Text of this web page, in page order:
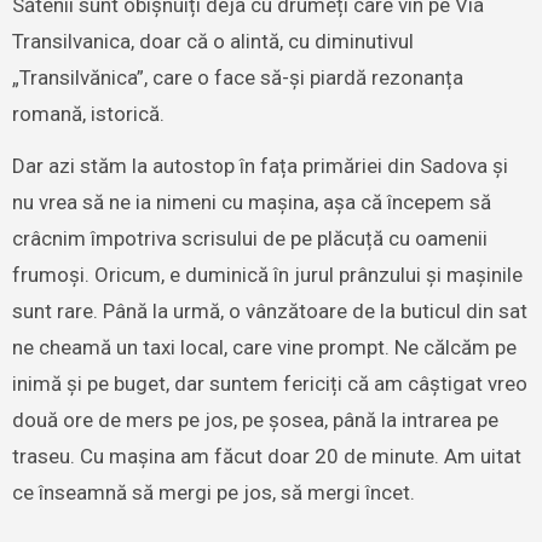
Sătenii sunt obișnuiți deja cu drumeți care vin pe Via
Transilvanica, doar că o alintă, cu diminutivul
„Transilvănica”, care o face să-și piardă rezonanța
romană, istorică.
Dar azi stăm la autostop în fața primăriei din Sadova și
nu vrea să ne ia nimeni cu mașina, așa că începem să
crâcnim împotriva scrisului de pe plăcuță cu oamenii
frumoși. Oricum, e duminică în jurul prânzului și mașinile
sunt rare. Până la urmă, o vânzătoare de la buticul din sat
ne cheamă un taxi local, care vine prompt. Ne călcăm pe
inimă și pe buget, dar suntem fericiți că am câștigat vreo
două ore de mers pe jos, pe șosea, până la intrarea pe
traseu. Cu mașina am făcut doar 20 de minute. Am uitat
ce înseamnă să mergi pe jos, să mergi încet.